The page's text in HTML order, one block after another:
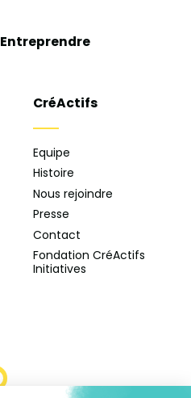
Entreprendre
CréActifs
Equipe
Histoire
Nous rejoindre
Presse
Contact
Fondation CréActifs
Initiatives